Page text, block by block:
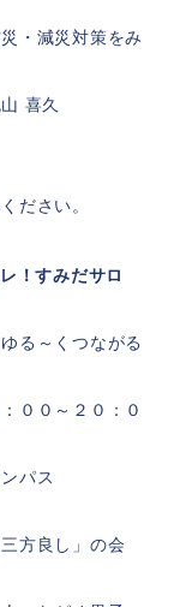
減災対策をみ
喜久
ださい。
！すみだサロ
る～くつながる
００～２０：０
パス
三方良し」の会